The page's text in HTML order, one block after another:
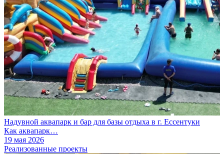
Надувной аквапарк и бар для базы отдыха в г. Ессентуки
Как аквапарк…
19 мая 2026
Реализованные проекты